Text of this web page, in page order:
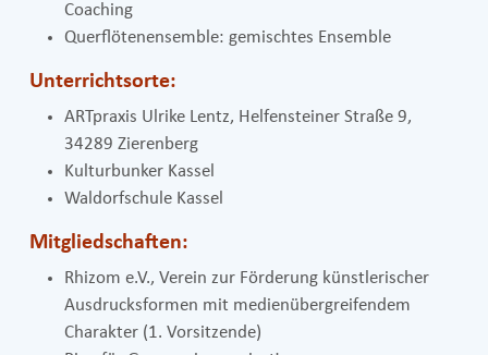
Coaching
Querflötenensemble: gemischtes Ensemble
Unterrichtsorte:
ARTpraxis Ulrike Lentz, Helfensteiner Straße 9,
34289 Zierenberg
Kulturbunker Kassel
Waldorfschule Kassel
Mitgliedschaften:
Rhizom e.V., Verein zur Förderung künstlerischer
Ausdrucksformen mit medienübergreifendem
Charakter (1. Vorsitzende)